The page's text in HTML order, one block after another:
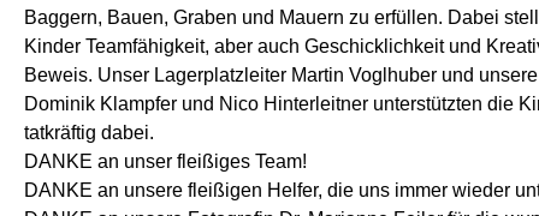
Baggern, Bauen, Graben und Mauern zu erfüllen. Dabei
Kinder Teamfähigkeit, aber auch Geschicklichkeit und
Beweis. Unser Lagerplatzleiter Martin Voglhuber und
Dominik Klampfer und Nico Hinterleitner unterstützten die
tatkräftig dabei.
DANKE an unser fleißiges Team!
DANKE an unsere fleißigen Helfer, die uns immer wieder